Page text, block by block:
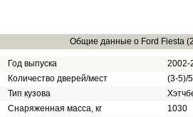
Общие данные о Ford Fiesta
Год выпуска
2002-
Количество дверей/мест
(3-5)/5
Тип кузова
Снаряженная масса, кг
1030